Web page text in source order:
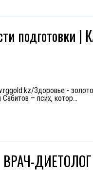
подготовки |
Здоровье -
– псих, котор...
ВРАЧ-